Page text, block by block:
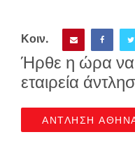
Κοιν.
Ήρθε η ώρα να
εταιρεία
ΑΝΤΛΗΣΗ